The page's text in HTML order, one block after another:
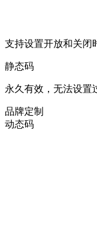
支持设置开放和关闭
静态码
永久有效，无法设置
品牌定制
动态码